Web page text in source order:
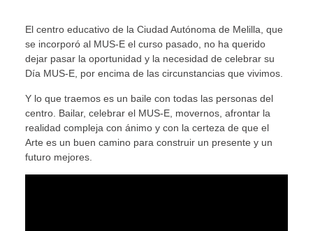
El centro educativo de la Ciudad Autónoma de Melilla, que
se incorporó al MUS-E el curso pasado, no ha querido
dejar pasar la oportunidad y la necesidad de celebrar su
Día MUS-E, por encima de las circunstancias que vivimos.
Y lo que traemos es un baile con todas las personas del
centro. Bailar, celebrar el MUS-E, movernos, afrontar la
realidad compleja con ánimo y con la certeza de que el
Arte es un buen camino para construir un presente y un
futuro mejores.